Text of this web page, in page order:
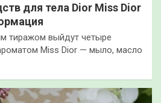
для тела Dior Miss Dior
тиражом выйдут четыре
Miss Dior — мыло, масло